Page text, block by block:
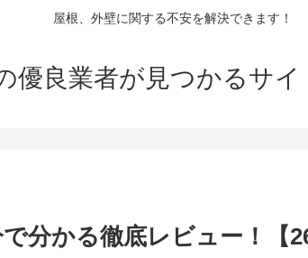
屋根、外壁に関する不安を解決できます！
優良業者が見つかるサ
分かる徹底レビュー！【